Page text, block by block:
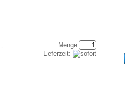
-
Menge:
Lieferzeit: